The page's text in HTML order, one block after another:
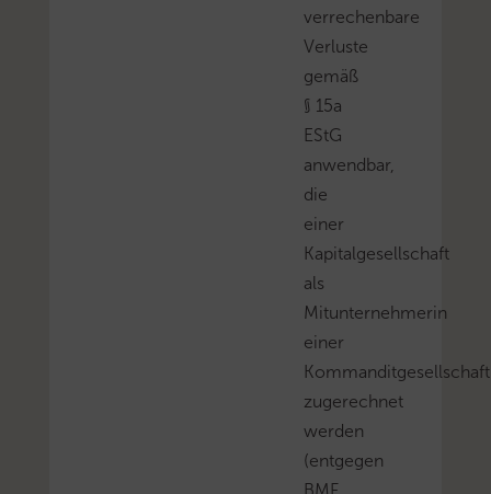
verrechenbare
Verluste
gemäß
§ 15a
EStG
anwendbar,
die
einer
Kapitalgesellschaft
als
Mitunternehmerin
einer
Kommanditgesellschaft
zugerechnet
werden
(entgegen
BMF,